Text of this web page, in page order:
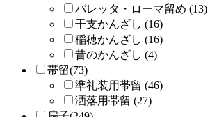
バレッタ・ローマ留め (13)
干支かんざし (16)
稲穂かんざし (16)
昔のかんざし (4)
帯留(73)
準礼装用帯留 (46)
洒落用帯留 (27)